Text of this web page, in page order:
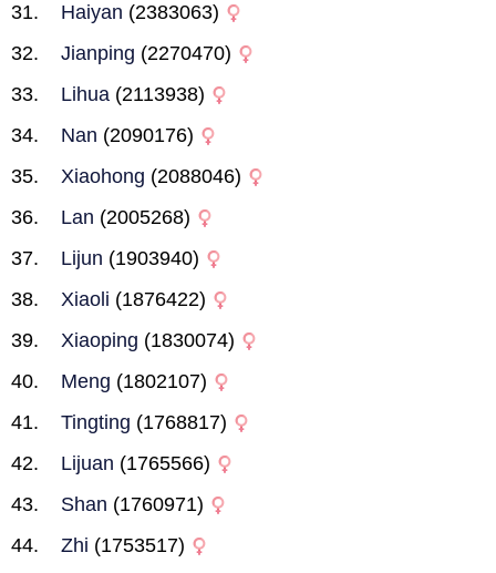
Haiyan (2383063)
Jianping (2270470)
Lihua (2113938)
Nan (2090176)
Xiaohong (2088046)
Lan (2005268)
Lijun (1903940)
Xiaoli (1876422)
Xiaoping (1830074)
Meng (1802107)
Tingting (1768817)
Lijuan (1765566)
Shan (1760971)
Zhi (1753517)